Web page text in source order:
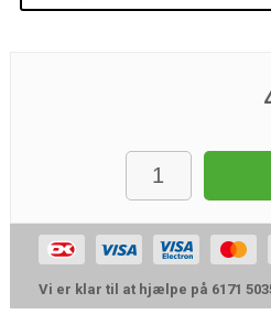
Vi er klar til at hjælpe på 6171